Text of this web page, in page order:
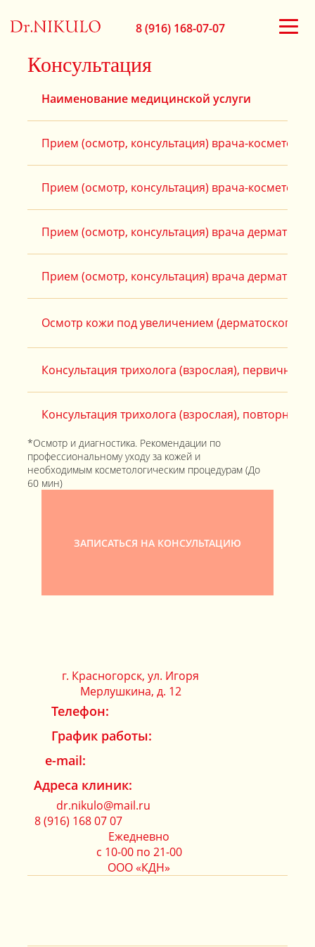
8 (916) 168-07-07
Консультация
Наименование медицинской услуги
Прием (осмотр, консультация) врача-
Прием (осмотр, консультация) врача-
Прием (осмотр, консультация) врача
Прием (осмотр, консультация) врача
Осмотр кожи под увеличением (дерматоскопия)
Консультация трихолога (взрослая), первичная
Консультация трихолога (взрослая), повторная
*Осмотр и диагностика. Рекомендации по
профессиональному уходу за кожей и
необходимым косметологическим процедурам (До
60 мин)
ЗАПИСАТЬСЯ НА КОНСУЛЬТАЦИЮ
г. Красногорск, ул. Игоря
Мерлушкина, д. 12
Телефон:
График работы:
e-mail:
Адреса клиник:
dr.nikulo@mail.ru
8 (916) 168 07 07
Ежедневно
с 10-00 по 21-00
ООО «КДН»